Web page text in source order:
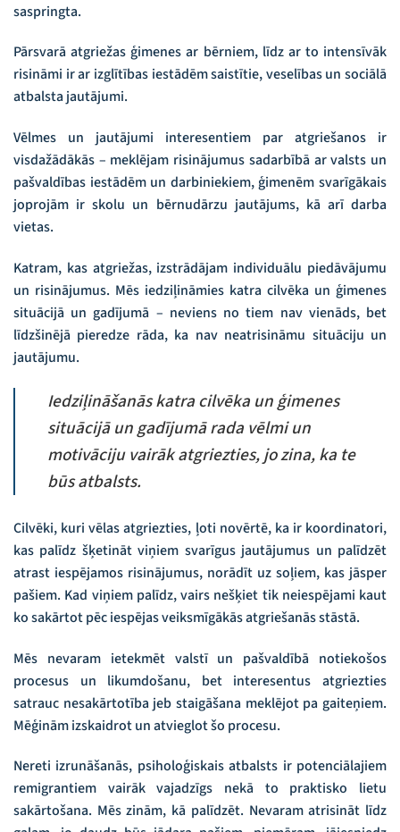
saspringta.
Pārsvarā atgriežas ģimenes ar bērniem, līdz ar to intensīvāk
risināmi ir ar izglītības iestādēm saistītie, veselības un sociālā
atbalsta jautājumi.
Vēlmes un jautājumi interesentiem par atgriešanos ir
visdažādākās – meklējam risinājumus sadarbībā ar valsts un
pašvaldības iestādēm un darbiniekiem, ģimenēm svarīgākais
joprojām ir skolu un bērnudārzu jautājums, kā arī darba
vietas.
Katram, kas atgriežas, izstrādājam individuālu piedāvājumu
un risinājumus. Mēs iedziļināmies katra cilvēka un ģimenes
situācijā un gadījumā – neviens no tiem nav vienāds, bet
līdzšinējā pieredze rāda, ka nav neatrisināmu situāciju un
jautājumu.
Iedziļināšanās katra cilvēka un ģimenes
situācijā un gadījumā rada vēlmi un
motivāciju vairāk atgriezties, jo zina, ka te
būs atbalsts.
Cilvēki, kuri vēlas atgriezties, ļoti novērtē, ka ir koordinatori,
kas palīdz šķetināt viņiem svarīgus jautājumus un palīdzēt
atrast iespējamos risinājumus, norādīt uz soļiem, kas jāsper
pašiem. Kad viņiem palīdz, vairs nešķiet tik neiespējami kaut
ko sakārtot pēc iespējas veiksmīgākās atgriešanās stāstā.
Mēs nevaram ietekmēt valstī un pašvaldībā notiekošos
procesus un likumdošanu, bet interesentus atgriezties
satrauc nesakārtotība jeb staigāšana meklējot pa gaiteņiem.
Mēģinām izskaidrot un atvieglot šo procesu.
Nereti izrunāšanās, psiholoģiskais atbalsts ir potenciālajiem
remigrantiem vairāk vajadzīgs nekā to praktisko lietu
sakārtošana. Mēs zinām, kā palīdzēt. Nevaram atrisināt līdz